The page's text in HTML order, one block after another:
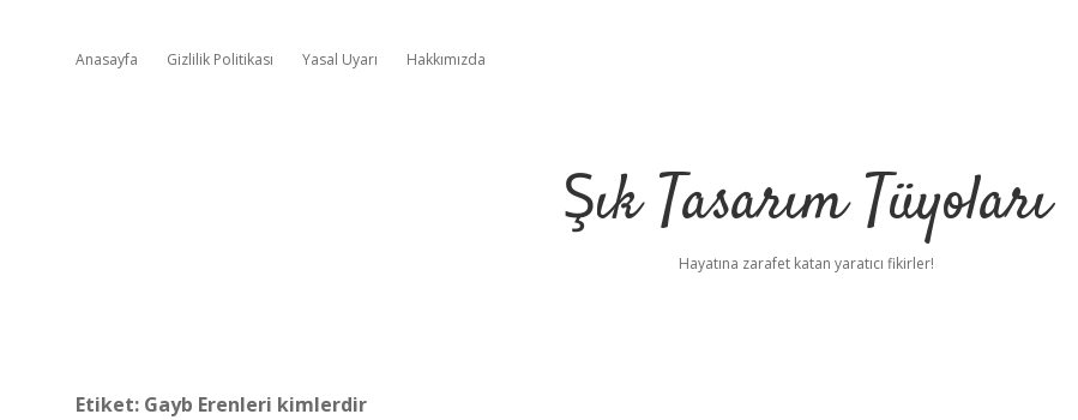
Anasayfa Gizlilik Politikası Yasal Uyarı Hakkımızda
Şık Tasarım Tüyoları
Hayatına zarafet katan yaratıcı fikirler!
Etiket: Gayb Erenleri kimlerdir